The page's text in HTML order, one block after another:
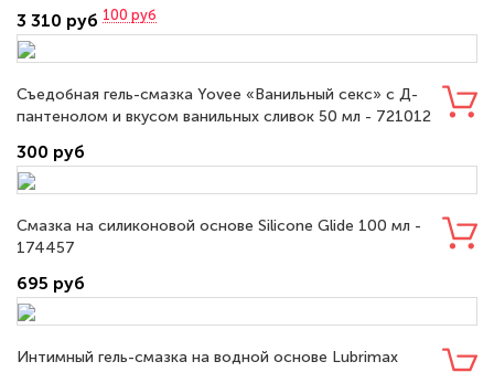
3 310 руб 100 руб
Съедобная гель-смазка Yovee «Ванильный секс» с Д-
пантенолом и вкусом ванильных сливок 50 мл - 721012
300 руб
Смазка на силиконовой основе Silicone Glide 100 мл -
174457
695 руб
Интимный гель-смазка на водной основе Lubrimax